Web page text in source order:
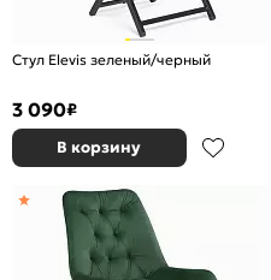
Стул Elevis зеленый/черный
3 090₽
В корзину